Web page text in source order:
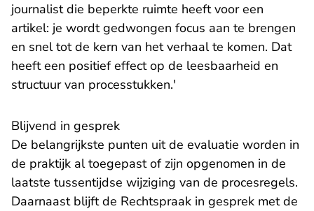
journalist die beperkte ruimte heeft voor een
artikel: je wordt gedwongen focus aan te brengen
en snel tot de kern van het verhaal te komen. Dat
heeft een positief effect op de leesbaarheid en
structuur van processtukken.'
Blijvend in gesprek
De belangrijkste punten uit de evaluatie worden in
de praktijk al toegepast of zijn opgenomen in de
laatste tussentijdse wijziging van de procesregels.
Daarnaast blijft de Rechtspraak in gesprek met de